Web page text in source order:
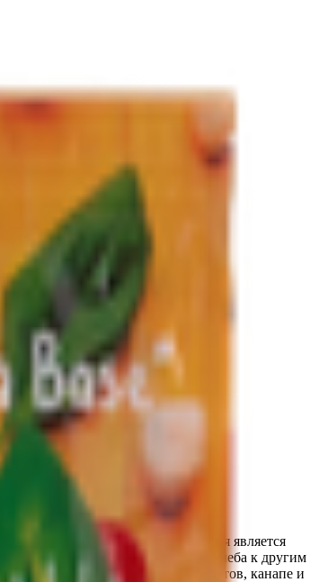
пшеничным ароматом. Тортилья является
тортильи часто подают вместо хлеба к другим
основой для пирогов, рулетов, канапе и